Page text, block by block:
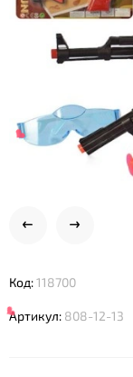
Код:118700
Артикул: 808-12-13
❤